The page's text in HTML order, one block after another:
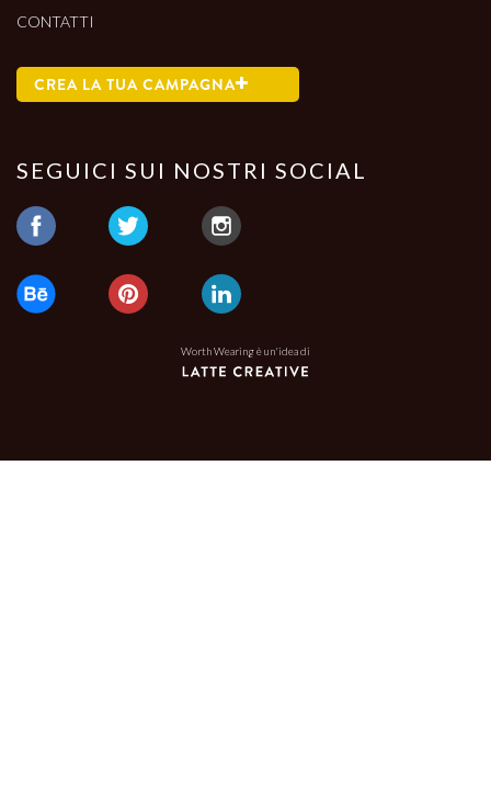
CONTATTI
CREA LA TUA CAMPAGNA
SEGUICI SUI NOSTRI SOCIAL
Worth Wearing è un'idea di